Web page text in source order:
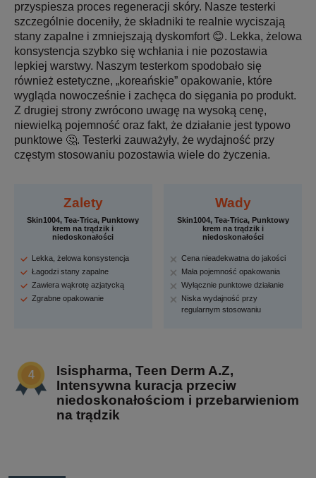
przyspiesza proces regeneracji skóry. Nasze testerki
szczególnie doceniły, że składniki te realnie wyciszają
stany zapalne i zmniejszają dyskomfort 😊. Lekka, żelowa
konsystencja szybko się wchłania i nie pozostawia
lepkiej warstwy. Naszym testerkom spodobało się
również estetyczne, „koreańskie” opakowanie, które
wygląda nowocześnie i zachęca do sięgania po produkt.
Z drugiej strony zwrócono uwagę na wysoką cenę,
niewielką pojemność oraz fakt, że działanie jest typowo
punktowe 🤔. Testerki zauważyły, że wydajność przy
częstym stosowaniu pozostawia wiele do życzenia.
Zalety
Skin1004, Tea-Trica, Punktowy
krem na trądzik i
niedoskonałości
Lekka, żelowa konsystencja
Łagodzi stany zapalne
Zawiera wąkrotę azjatycką
Zgrabne opakowanie
Wady
Skin1004, Tea-Trica, Punktowy
krem na trądzik i
niedoskonałości
Cena nieadekwatna do jakości
Mała pojemność opakowania
Wyłącznie punktowe działanie
Niska wydajność przy
regularnym stosowaniu
Isispharma, Teen Derm A.Z,
Intensywna kuracja przeciw
niedoskonałościom i przebarwieniom
na trądzik